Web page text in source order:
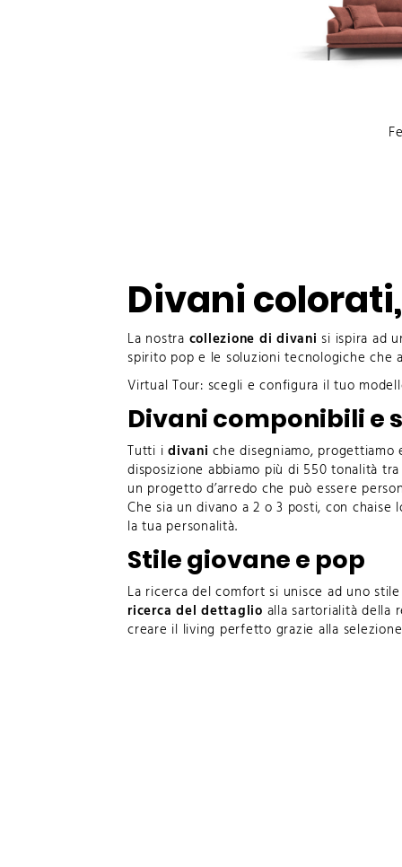
Divani
La nostra collezione di divani si ispira ad
spirito pop e le soluzioni tecnologiche che
Virtual Tour: scegli e configura il tuo
Divani componibili e
Tutti i divani che disegniamo,
disposizione abbiamo più di 550 tonalità
un progetto d’arredo che può essere
Che sia un divano a 2 o 3 posti, con chaise
la tua personalità.
Stile giovane e pop
La ricerca del comfort si unisce ad uno
ricerca del dettaglio alla sartorialità della
creare il living perfetto grazie alla